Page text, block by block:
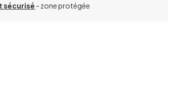
sécurisé - zone protégée